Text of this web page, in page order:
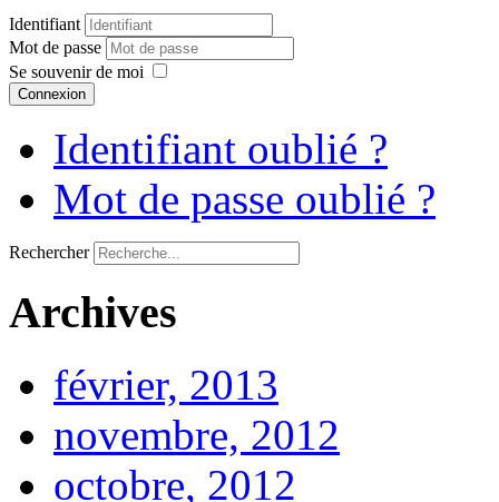
Identifiant
Mot de passe
Se souvenir de moi
Connexion
Identifiant oublié ?
Mot de passe oublié ?
Rechercher
Archives
février, 2013
novembre, 2012
octobre, 2012